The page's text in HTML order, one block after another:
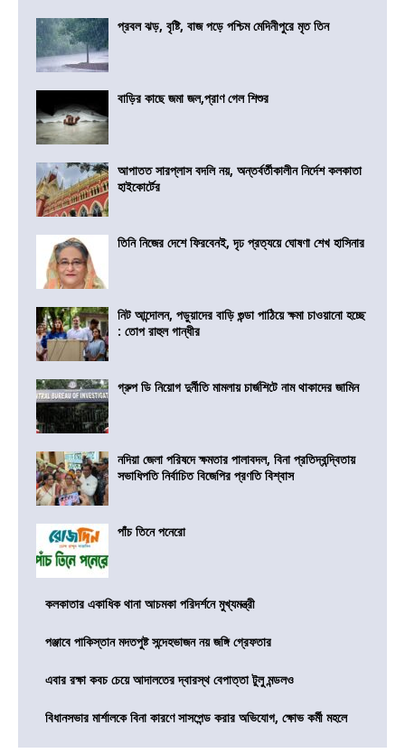
প্রবল ঝড়, বৃষ্টি, বাজ পড়ে পশ্চিম মেদিনীপুরে মৃত তিন
বাড়ির কাছে জমা জল,প্রাণ গেল শিশুর
আপাতত সারপ্লাস বদলি নয়, অন্তর্বর্তীকালীন নির্দেশ কলকাতা
হাইকোর্টের
তিনি নিজের দেশে ফিরবেনই, দৃঢ প্রত্যয়ে ঘোষণা শেখ হাসিনার
নিট আন্দোলন, পড়ুয়াদের বাড়ি গুন্ডা পাঠিয়ে ক্ষমা চাওয়ানো হচ্ছে
: তোপ রাহুল গান্ধীর
গ্রুপ ডি নিয়োগ দুর্নীতি মামলায় চার্জশিটে নাম থাকাদের জামিন
নদিয়া জেলা পরিষদে ক্ষমতার পালাবদল, বিনা প্রতিদ্বন্দ্বিতায়
সভাধিপতি নির্বাচিত বিজেপির প্রণতি বিশ্বাস
পাঁচ তিনে পনেরো
কলকাতার একাধিক থানা আচমকা পরিদর্শনে মুখ্যমন্ত্রী
পঞ্জাবে পাকিস্তান মদতপুষ্ট সন্দেহভাজন নয় জঙ্গি গ্রেফতার
এবার রক্ষা কবচ চেয়ে আদালতের দ্বারস্থ বেপাত্তা টুলু মন্ডলও
বিধানসভার মার্শালকে বিনা কারণে সাসপেন্ড করার অভিযোগ, ক্ষোভ কর্মী মহলে